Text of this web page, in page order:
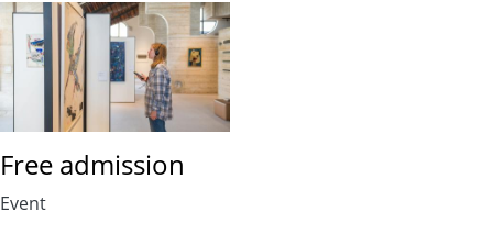
Free admission
Event